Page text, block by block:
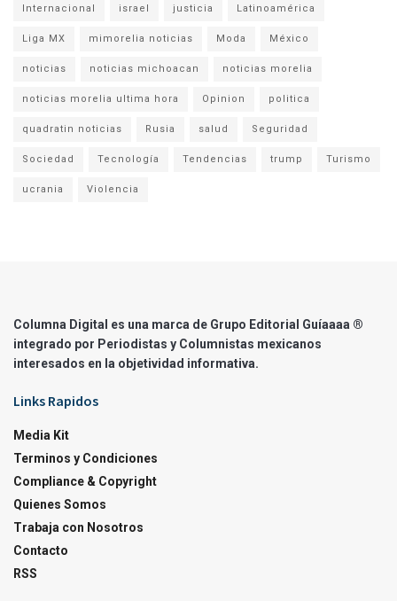
Internacional israel justicia Latinoamérica
Liga MX mimorelia noticias Moda México
noticias noticias michoacan noticias morelia
noticias morelia ultima hora Opinion politica
quadratin noticias Rusia salud Seguridad
Sociedad Tecnología Tendencias trump Turismo
ucrania Violencia
Columna Digital es una marca de Grupo Editorial Guíaaaa ®
integrado por Periodistas y Columnistas mexicanos
interesados en la objetividad informativa.
Links Rapidos
Media Kit
Terminos y Condiciones
Compliance & Copyright
Quienes Somos
Trabaja con Nosotros
Contacto
RSS